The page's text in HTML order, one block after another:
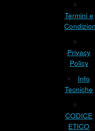
Termini e
Privacy
Policy
Info
Tecniche
CODICE
ETICO